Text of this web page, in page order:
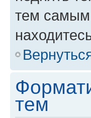
тем самым
тем